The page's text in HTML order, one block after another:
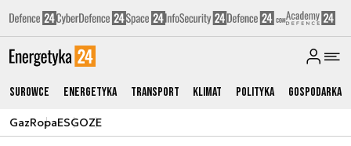
Surowce Energetyka Transport Klimat Polityka Gospodarka
GazRopaESGOZE